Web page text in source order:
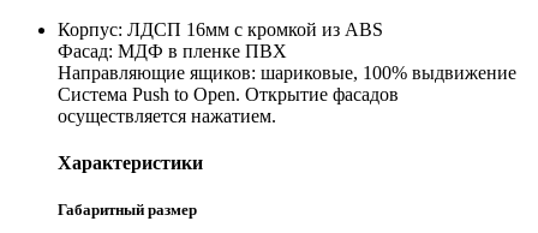
Корпус: ЛДСП 16мм с кромкой из ABS
Фасад: МДФ в пленке ПВХ
Направляющие ящиков: шариковые, 100% выдвижение
Система Push to Open. Открытие фасадов
осуществляется нажатием.
Характеристики
Габаритный размер